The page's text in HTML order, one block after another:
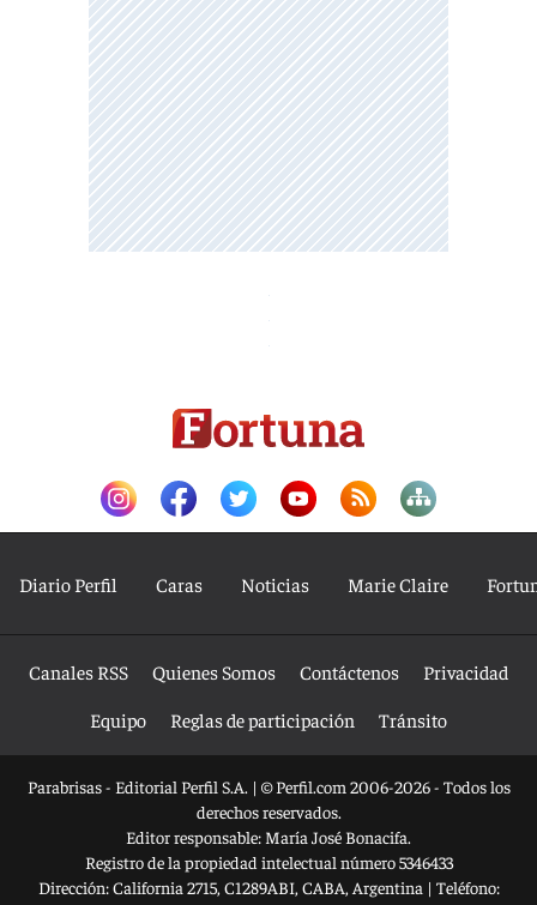
Diario Perfil Caras Noticias Marie Claire
Canales RSS Quienes Somos Contáctenos
Privacidad
Equipo
Reglas de participación Tránsito
Parabrisas - Editorial Perfil S.A. | © Perfil.com 2006-2026 - Todos los
derechos reservados.
Editor responsable: María José Bonacifa.
Registro de la propiedad intelectual número 5346433
Dirección:California 2715, C1289ABI, CABA, Argentina | Teléfono: